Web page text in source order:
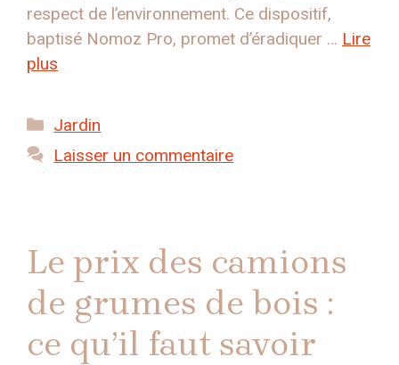
respect de l’environnement. Ce dispositif,
baptisé Nomoz Pro, promet d’éradiquer … Lire
plus
Catégories
Jardin
Laisser un commentaire
Le prix des camions
de grumes de bois :
ce qu’il faut savoir